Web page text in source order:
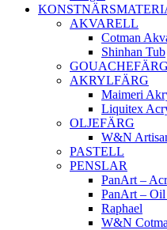
AKVARELL
Cotman
Shinhan Tub
GOUACHEFÄRG
AKRYLFÄRG
Maimeri
Liquitex
OLJEFÄRG
W&N
PASTELL
PENSLAR
PanArt –
PanArt – Oil
Raphael
W&N